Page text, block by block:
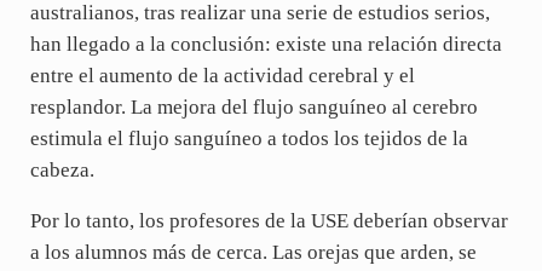
australianos, tras realizar una serie de estudios serios,
han llegado a la conclusión: existe una relación directa
entre el aumento de la actividad cerebral y el
resplandor. La mejora del flujo sanguíneo al cerebro
estimula el flujo sanguíneo a todos los tejidos de la
cabeza.
Por lo tanto, los profesores de la USE deberían observar
a los alumnos más de cerca. Las orejas que arden, se